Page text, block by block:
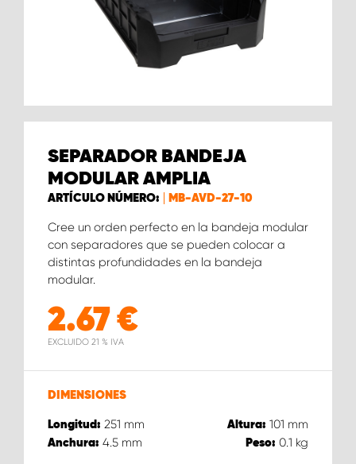
SEPARADOR BANDEJA
MODULAR AMPLIA
ARTÍCULO NÚMERO: MB-AVD-27-10
Cree un orden perfecto en la bandeja modular
con separadores que se pueden colocar a
distintas profundidades en la bandeja
modular.
2.67€
EXCLUIDO 21 % IVA
DIMENSIONES
Longitud: 251 mm Altura: 101 mm
Anchura: 4.5 mm Peso: 0.1 kg